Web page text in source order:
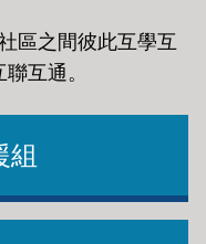
區之間彼此互學互
聯互通。
組